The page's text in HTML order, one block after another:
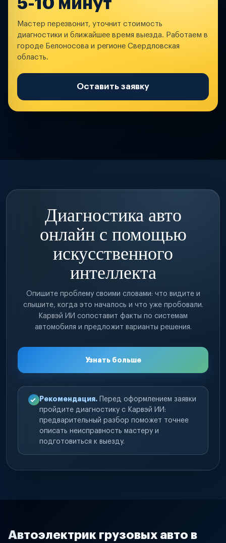
5-10 минут
Мастер перезвонит, уточнит стоимость
диагностики и ближайшее время выезда. Работаем в
городе Белоносова и регионе Свердловская
область.
Оставить заявку
Диагностика авто
онлайн с помощью
искусственного
интеллекта
Опишите проблему своими словами: что видите и
слышите, когда это началось и что уже пробовали.
Карвэй ИИ сопоставит факты по системам
автомобиля и предложит варианты решения.
Узнать больше
Рекомендация. Перед оформлением заявки
пройдите диагностику с Карвэй ИИ:
предварительный разбор поможет точнее
описать неисправность мастеру и
подготовиться к выезду.
Автоэлектрик грузовых авто в